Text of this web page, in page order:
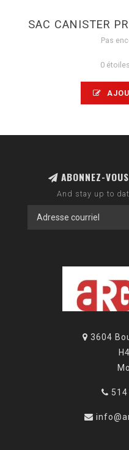
SAC CANISTER
Pas
0
ABONNEZ-
And stay up to
3604